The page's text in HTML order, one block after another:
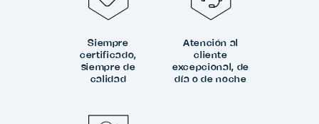
Siempre
certificado,
siempre de
calidad
Atención al
cliente
excepcional, de
día o de noche